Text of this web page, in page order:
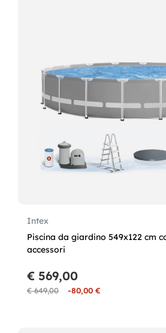
Intex
Piscina da giardino 549x122 cm
accessori
€ 649,00 -80,00 €
€ 569,00